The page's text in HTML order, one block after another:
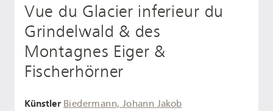
Vue du Glacier inferieur du
Grindelwald & des
Montagnes Eiger &
Fischerhörner
Künstler Biedermann, Johann Jakob